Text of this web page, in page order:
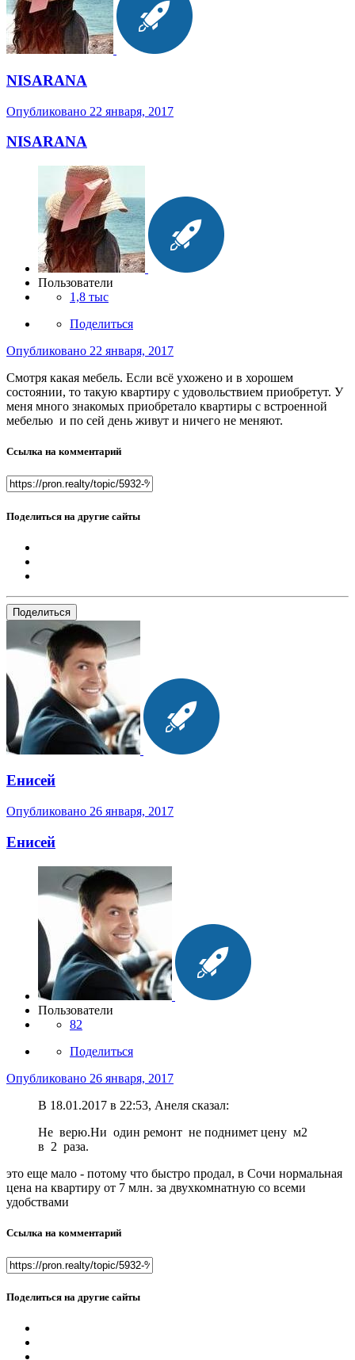
NISARANA
Опубликовано 22 января, 2017
NISARANA
Пользователи
1,8 тыс
Поделиться
Опубликовано 22 января, 2017
Смотря какая мебель. Если всё ухожено и в хорошем
состоянии, то такую квартиру с удовольствием приобретут. У
меня много знакомых приобретало квартиры с встроенной
мебелью и по сей день живут и ничего не меняют.
Ссылка на комментарий
Поделиться на другие сайты
Поделиться
Енисей
Опубликовано 26 января, 2017
Енисей
Пользователи
82
Поделиться
Опубликовано 26 января, 2017
В 18.01.2017 в 22:53, Анеля сказал:
Не верю.Ни один ремонт не поднимет цену м2
в 2 раза.
это еще мало - потому что быстро продал, в Сочи нормальная
цена на квартиру от 7 млн. за двухкомнатную со всеми
удобствами
Ссылка на комментарий
Поделиться на другие сайты